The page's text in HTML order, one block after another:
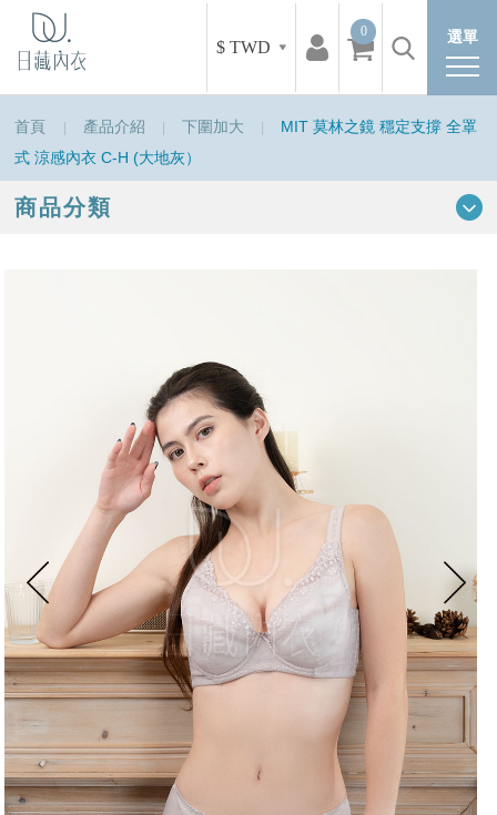
選單
$ TWD
0
首頁 產品介紹 下圍加大
MIT 莫林之鏡 穩定支撐 全罩
式 涼感內衣 C-H (大地灰）
商品分類